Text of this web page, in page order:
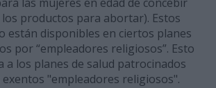
productos para abortar). Estos
están disponibles en ciertos planes
por “empleadores religiosos”. Esto
a los planes de salud patrocinados
"empleadores religiosos".